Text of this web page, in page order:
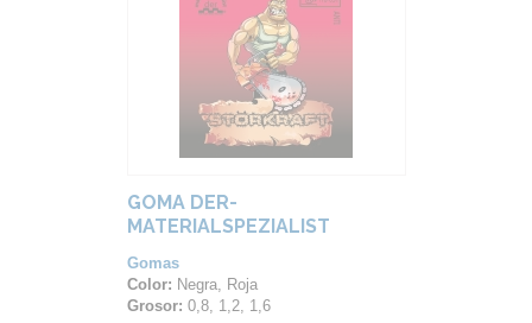
GOMA DER-
MATERIALSPEZIALIST
Gomas
Color: Negra, Roja
Grosor: 0,8, 1,2, 1,6